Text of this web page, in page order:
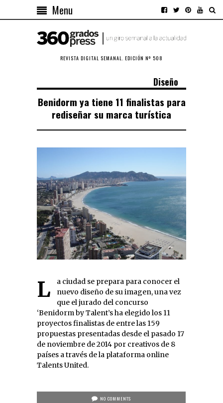
Menu
REVISTA DIGITAL SEMANAL. EDICIÓN Nº 508
Diseño
Benidorm ya tiene 11 finalistas para
rediseñar su marca turística
La ciudad se prepara para conocer el
nuevo diseño de su imagen, una vez
que el jurado del concurso
‘Benidorm by Talent’s ha elegido los 11
proyectos finalistas de entre las 159
propuestas presentadas desde el pasado 17
de noviembre de 2014 por creativos de 8
países a través de la plataforma online
Talents United.
NO COMMENTS